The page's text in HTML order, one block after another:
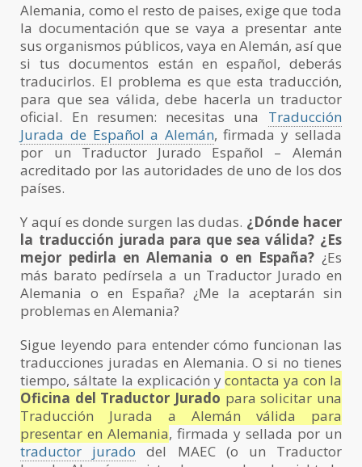
Alemania, como el resto de paises, exige que toda
la documentación que se vaya a presentar ante
sus organismos públicos, vaya en Alemán, así que
si tus documentos están en español, deberás
traducirlos. El problema es que esta traducción,
para que sea válida, debe hacerla un traductor
oficial. En resumen: necesitas una Traducción
Jurada de Español a Alemán, firmada y sellada
por un Traductor Jurado Español – Alemán
acreditado por las autoridades de uno de los dos
países.
Y aquí es donde surgen las dudas. ¿Dónde hacer
la traducción jurada para que sea válida? ¿Es
mejor pedirla en Alemania o en España? ¿Es
más barato pedírsela a un Traductor Jurado en
Alemania o en España? ¿Me la aceptarán sin
problemas en Alemania?
Sigue leyendo para entender cómo funcionan las
traducciones juradas en Alemania. O si no tienes
tiempo, sáltate la explicación ycontacta ya con la
Oficina del Traductor Jurado para solicitar una
Traducción Jurada a Alemán válida para
presentar en Alemania, firmada y sellada por un
traductor jurado del MAEC (o un Traductor